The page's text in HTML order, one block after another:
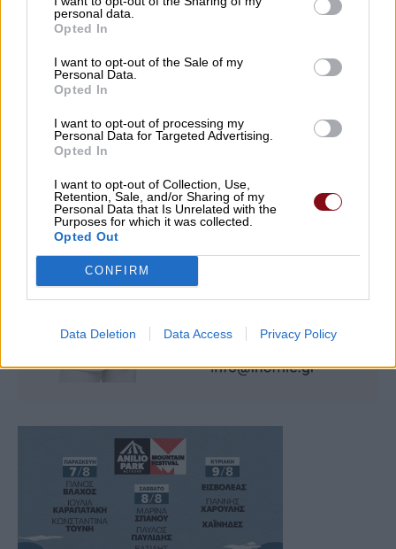
personal data.
Opted In
I want to opt-out of the Sale of my
Personal Data.
Opted In
I want to opt-out of processing my
Personal Data for Targeted Advertising.
Opted In
I want to opt-out of Collection, Use,
Retention, Sale, and/or Sharing of my
Personal Data that Is Unrelated with the
Purposes for which it was collected.
Opted Out
CONFIRM
Data Deletion Data Access Privacy Policy
07/08/2026 , 9:14
Δείτε εδώ όλα τα νέα